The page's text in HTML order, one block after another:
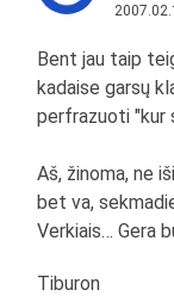
Bent jau taip
kadaise garsų
perfrazuoti "kur
Aš, žinoma, ne
bet va,
Verkiais… Gera
Tiburon